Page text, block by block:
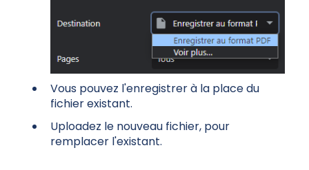
Vous pouvez l'enregistrer à la place du
fichier existant.
Uploadez le nouveau fichier, pour
remplacer l'existant.